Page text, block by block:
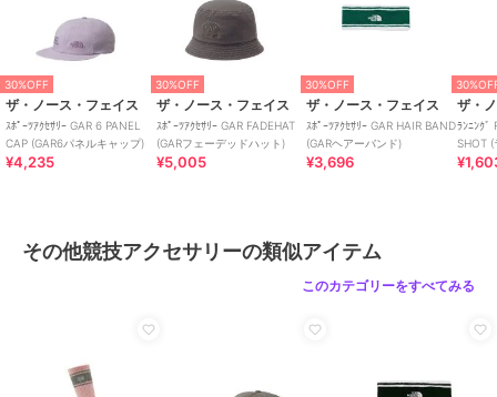
30%OFF
ザ・ノース・フェイス
ｽﾎﾟｰﾂｱｸｾｻﾘｰ GAR 6 PANEL
CAP (GAR6パネルキャップ)
¥4,235
30%OFF
ザ・ノース・フェイス
ｽﾎﾟｰﾂｱｸｾｻﾘｰ GAR FADEHAT
(GARフェーデッドハット)
¥5,005
30%OFF
ザ・ノース・フェイス
ｽﾎﾟｰﾂｱｸｾｻﾘｰ GAR HAIR BAND
(GARヘアーバンド)
¥3,696
ザ・
ﾗﾝﾆﾝｸﾞ
SHOT
ート)
その他競技アクセサリーの類似アイテム
このカテゴリーをすべてみる